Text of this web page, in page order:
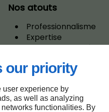
our priority
user experience by
as well as analyzing
functionalities. By
Nos atouts
Professionnalisme
Expertise
Travail de qualité
Polyvalence